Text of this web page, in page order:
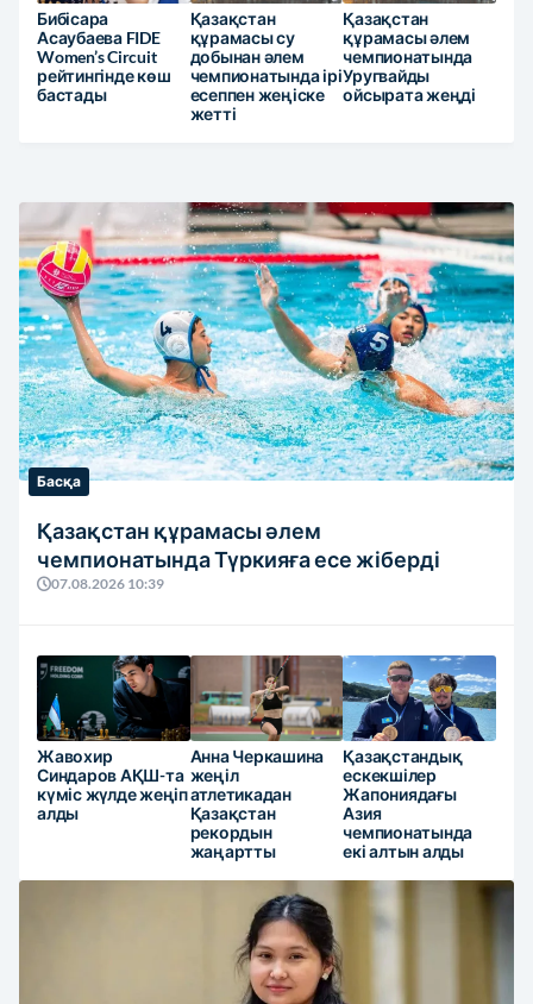
Бибісара
Асаубаева FIDE
Women’s Circuit
рейтингінде көш
бастады
Қазақстан
құрамасы су
добынан әлем
чемпионатында ірі
есеппен жеңіске
жетті
Қазақстан
құрамасы әлем
чемпионатында
Уругвайды
ойсырата жеңді
Басқа
Қазақстан құрамасы әлем
чемпионатында Түркияға есе жіберді
07.08.2026 10:39
Жавохир
Синдаров АҚШ-та
күміс жүлде жеңіп
алды
Анна Черкашина
жеңіл
атлетикадан
Қазақстан
рекордын
жаңартты
Қазақстандық
ескекшілер
Жапониядағы
Азия
чемпионатында
екі алтын алды